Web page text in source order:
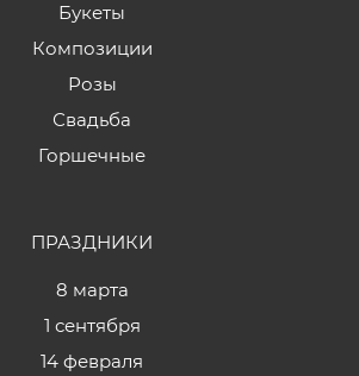
Букеты
Композиции
Розы
Свадьба
Горшечные
ПРАЗДНИКИ
8 марта
1 сентября
14 февраля